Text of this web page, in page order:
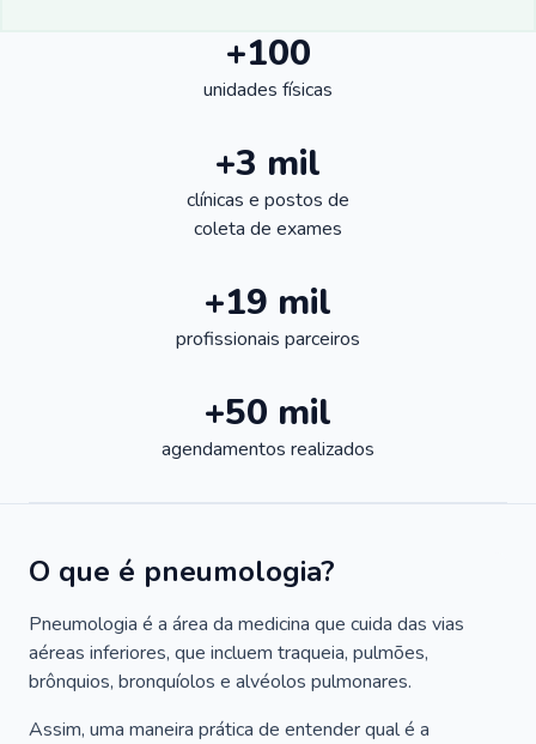
+100
unidades físicas
+3 mil
clínicas e postos de
coleta de exames
+19 mil
profissionais parceiros
+50 mil
agendamentos realizados
O que é pneumologia?
Pneumologia é a área da medicina que cuida das vias
aéreas inferiores, que incluem traqueia, pulmões,
brônquios, bronquíolos e alvéolos pulmonares.
Assim, uma maneira prática de entender qual é a